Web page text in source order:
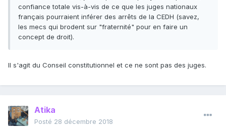
confiance totale vis-à-vis de ce que les juges nationaux
français pourraient inférer des arrêts de la CEDH (savez,
les mecs qui brodent sur "fraternité" pour en faire un
concept de droit).
Il s'agit du Conseil constitutionnel et ce ne sont pas des juges.
Atika
Posté 28 décembre 2018